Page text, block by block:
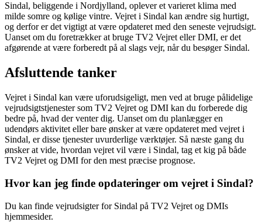
Sindal, beliggende i Nordjylland, oplever et varieret klima med
milde somre og kølige vintre. Vejret i Sindal kan ændre sig hurtigt,
og derfor er det vigtigt at være opdateret med den seneste vejrudsigt.
Uanset om du foretrækker at bruge TV2 Vejret eller DMI, er det
afgørende at være forberedt på al slags vejr, når du besøger Sindal.
Afsluttende tanker
Vejret i Sindal kan være uforudsigeligt, men ved at bruge pålidelige
vejrudsigtstjenester som TV2 Vejret og DMI kan du forberede dig
bedre på, hvad der venter dig. Uanset om du planlægger en
udendørs aktivitet eller bare ønsker at være opdateret med vejret i
Sindal, er disse tjenester uvurderlige værktøjer. Så næste gang du
ønsker at vide, hvordan vejret vil være i Sindal, tag et kig på både
TV2 Vejret og DMI for den mest præcise prognose.
Hvor kan jeg finde opdateringer om vejret i Sindal?
Du kan finde vejrudsigter for Sindal på TV2 Vejret og DMIs
hjemmesider.